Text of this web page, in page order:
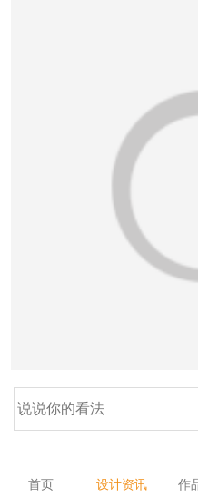
恭喜
无论你在世界的哪个
周围看到一个塑料凳子
当然，它主要是一个座
首页 设计资讯 作